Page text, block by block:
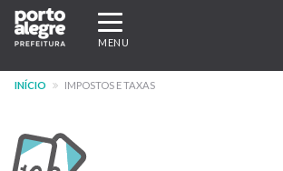
Pular
para
conteúdo
Expandir/recolher
navegação
MENU
INÍCIO IMPOSTOS E TAXAS